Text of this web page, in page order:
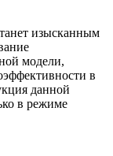
изысканным
модели,
в
данной
в режиме